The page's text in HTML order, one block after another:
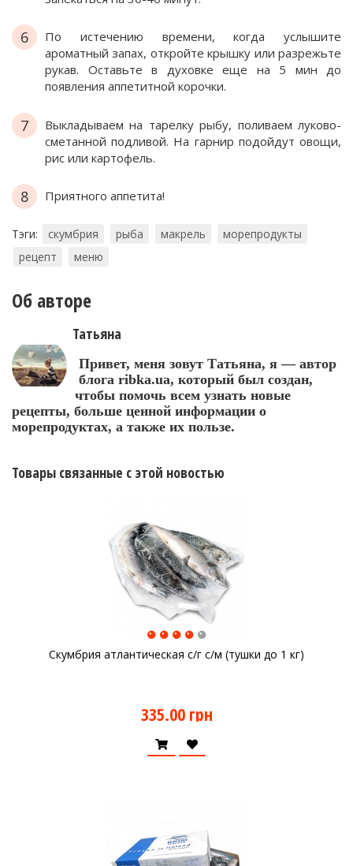
6
По истечению времени, когда услышите
ароматный запах, откройте крышку или разрежьте
рукав. Оставьте в духовке еще на 5 мин до
появления аппетитной корочки.
7
Выкладываем на тарелку рыбу, поливаем луково-
сметанной подливой. На гарнир подойдут овощи,
рис или картофель.
8 Приятного аппетита!
Тэги: скумбрия рыба макрель
морепродукты
рецепт
меню
Об авторе
Татьяна
Привет, меня зовут Татьяна, я — автор
блога ribka.ua, который был создан,
чтобы помочь всем узнать новые
рецепты, больше ценной информации о
морепродуктах, а также их пользе.
Товары связанные с этой новостью
Скумбрия атлантическая с/г с/м (тушки до 1 кг)
335.00 грн